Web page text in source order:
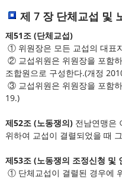
제 7 장 단체교섭 및
제51조 (단체교섭)
① 위원장은 모든 교섭의 대표
② 교섭위원은 위원장을 포함
조합원으로 구성한다.(개정
③ 교섭위원은 위원장을 포함
19.)
제52조 (노동쟁의)전남연맹은
위하여 교섭이 결렬되었을 때
제53조 (노동쟁의 조정신청 및
① 단체교섭이 결렬된 경우에